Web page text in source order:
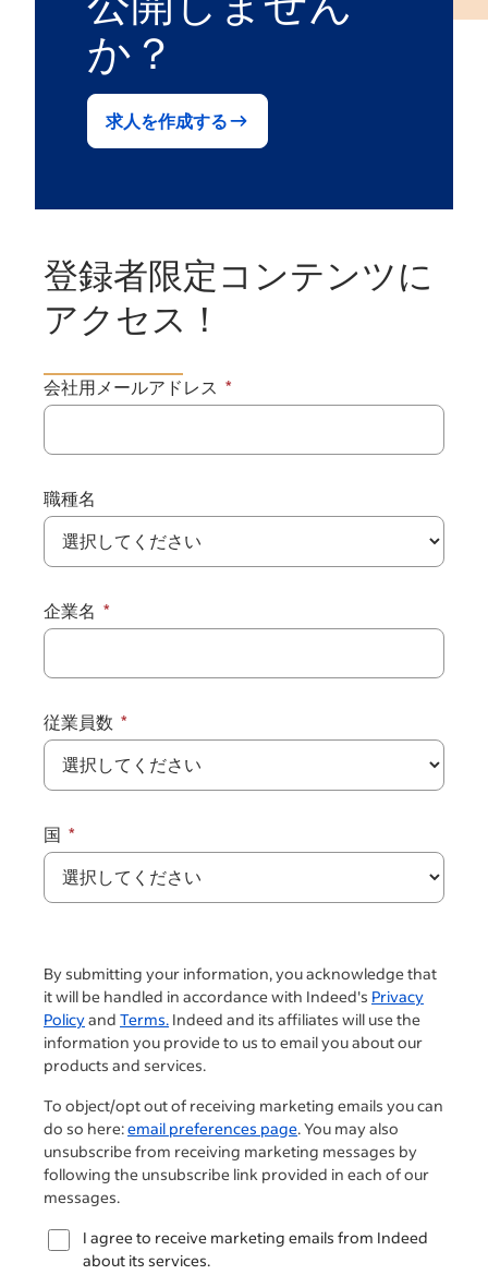
か？
求人を作成する
登録者限定コンテンツに
アクセス！
会社用メールアドレス
職種名
企業名
従業員数
国
By submitting your information, you acknowledge that
it will be handled in accordance with Indeed's Privacy
Policyand Terms. Indeed and its affiliates will use the
information you provide to us to email you about our
products and services.
To object/opt out of receiving marketing emails you can
do so here:email preferences page. You may also
unsubscribe from receiving marketing messages by
following the unsubscribe link provided in each of our
messages.
I agree to receive marketing emails from Indeed
about its services.